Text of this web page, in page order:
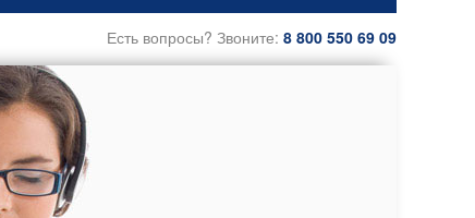
Есть вопросы? Звоните: 8 800 550 69 09